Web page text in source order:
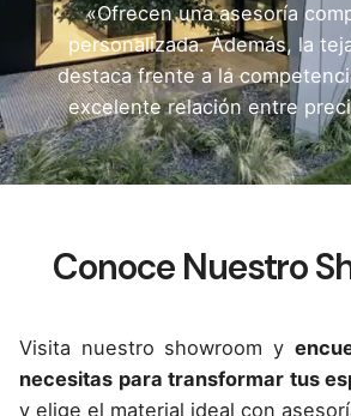
«Ofrecen una asesoría
personalizada. Además, la
destaca frente a la
excelente relación entre
Conoce Nuestro
Visita nuestro showroom y
necesitas para transformar tus
y elige el material ideal con